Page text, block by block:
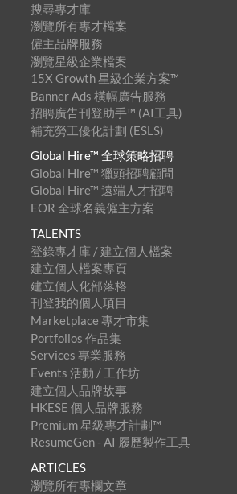
搜尋專才庫
瀏覽所有專才檔案
僱主品牌服務
瀏覽星級企業檔案
15X Growth 星級企業方案™
Banner Ads 橫幅廣告服務
招聘廣告刊登助手™ (AI工具)
補充勞工優化計劃 (ESLS)
Global Hire™ 全球策略招聘
Global Hire™ 獵頭招聘顧問
Global Hire™ 遠端人才招聘
EOR 全球名義僱主方案
TALENTS
登錄專才庫 / 建立個人檔案
建立個人檔案專頁
建立個人化部落格
刊登我的個人項目
Marketplace 專才市集
Portfolios 作品集
Services 專業服務
Events 活動 / 工作坊
建立個人品牌故事
HKESE 個人品牌服務
Premium 星級專才計劃™
ResumeGen - AI 履歷製作工具
ARTICLES
瀏覽所有專欄文章